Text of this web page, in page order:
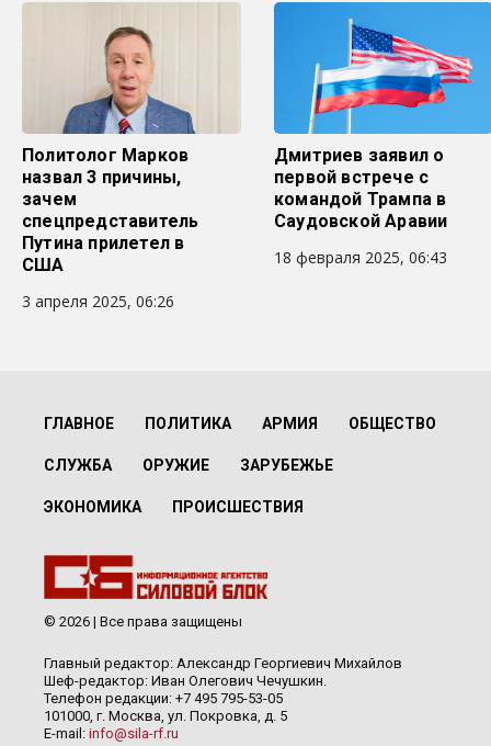
Политолог Марков
назвал 3 причины,
зачем
спецпредставитель
Путина прилетел в
США
3 апреля 2025, 06:26
Дмитриев заявил о
первой встрече с
командой Трампа в
Саудовской Аравии
18 февраля 2025, 06:43
ГЛАВНОЕ ПОЛИТИКА АРМИЯ ОБЩЕСТВО
СЛУЖБА ОРУЖИЕ ЗАРУБЕЖЬЕ
ЭКОНОМИКА ПРОИСШЕСТВИЯ
© 2026 | Все права защищены
Главный редактор: Александр Георгиевич Михайлов
Шеф-редактор: Иван Олегович Чечушкин.
Телефон редакции: +7 495 795-53-05
101000, г. Москва, ул. Покровка, д. 5
E-mail: info@sila-rf.ru